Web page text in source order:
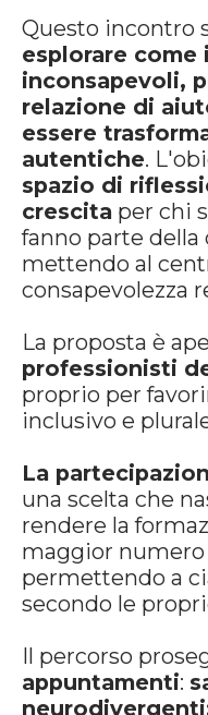
Questo incontro
esplorare come
inconsapevoli,
relazione di
essere
autentiche.
spazio di
crescita per chi
fanno parte della
mettendo al
consapevolezza
La proposta è
professionisti
proprio per
inclusivo e
La
una scelta che
rendere la
maggior numero
permettendo a
secondo le
Il percorso
appuntamenti: